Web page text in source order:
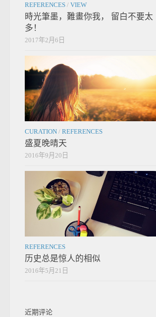
REFERENCES / VIEW
時光筆墨，難畫你我， 留白不要太
多！
2017年2月6日
CURATION / REFERENCES
盛夏晚晴天
2016年9月20日
REFERENCES
历史总是惊人的相似
2016年5月21日
近期评论